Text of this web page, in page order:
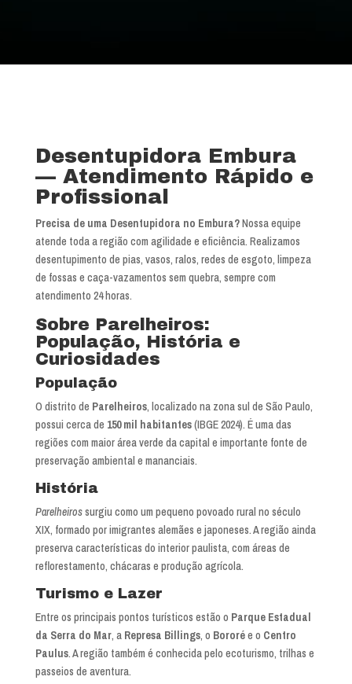
Desentupidora Embura
— Atendimento Rápido e
Profissional
Precisa de uma Desentupidora no Embura?Nossa equipe
atende toda a região com agilidade e eficiência. Realizamos
desentupimento de pias, vasos, ralos, redes de esgoto, limpeza
de fossas e caça-vazamentos sem quebra, sempre com
atendimento 24 horas.
Sobre Parelheiros:
População, História e
Curiosidades
População
O distrito de Parelheiros, localizado na zona sul de São Paulo,
possui cerca de 150 mil habitantes(IBGE 2024). É uma das
regiões com maior área verde da capital e importante fonte de
preservação ambiental e mananciais.
História
Parelheirossurgiu como um pequeno povoado rural no século
XIX, formado por imigrantes alemães e japoneses. A região ainda
preserva características do interior paulista, com áreas de
reflorestamento, chácaras e produção agrícola.
Turismo e Lazer
Entre os principais pontos turísticos estão o Parque Estadual
da Serra do Mar, a Represa Billings, o Bororée o Centro
Paulus. A região também é conhecida pelo ecoturismo, trilhas e
passeios de aventura.